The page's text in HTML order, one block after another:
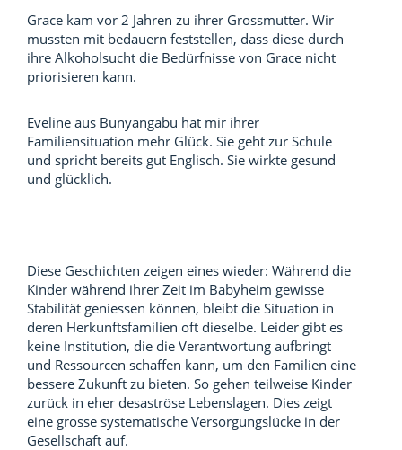
Grace kam vor 2 Jahren zu ihrer Grossmutter. Wir
mussten mit bedauern feststellen, dass diese durch
ihre Alkoholsucht die Bedürfnisse von Grace nicht
priorisieren kann.
Eveline aus Bunyangabu hat mir ihrer
Familiensituation mehr Glück. Sie geht zur Schule
und spricht bereits gut Englisch. Sie wirkte gesund
und glücklich.
Diese Geschichten zeigen eines wieder: Während die
Kinder während ihrer Zeit im Babyheim gewisse
Stabilität geniessen können, bleibt die Situation in
deren Herkunftsfamilien oft dieselbe. Leider gibt es
keine Institution, die die Verantwortung aufbringt
und Ressourcen schaffen kann, um den Familien eine
bessere Zukunft zu bieten. So gehen teilweise Kinder
zurück in eher desaströse Lebenslagen. Dies zeigt
eine grosse systematische Versorgungslücke in der
Gesellschaft auf.